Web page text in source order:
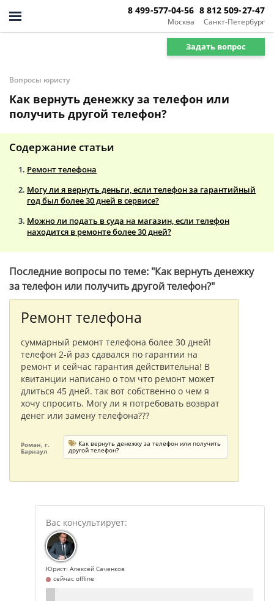
Москва
8 499-577-04-56
Санкт-Петербург
8 812 509-27-47
Задать вопрос
Вопросы юристу
Как вернуть денежку за телефон или
получить другой телефон?
Содержание статьи
Ремонт телефона
Могу ли я вернуть деньги, если телефон за гарантийный
год был более 30 дней в сервисе?
Можно ли подать в суда на магазин, если телефон
находится в ремонте более 30 дней?
Последние вопросы по теме: "Как вернуть денежку
за телефон или получить другой телефон?"
Ремонт телефона
суммарный ремонт телефона более 30 дней!
телефон 2-й раз сдавался по гарантии на
ремонт и сейчас гарантия действительна! В
квитанции написано о том что ремонт может
длиться 45 дней. так вот собственно о чем я
хочу спросить. Могу ли я потребовать возврат
денег или замену телефона???
Роман, г.
Барнаул
Как вернуть денежку за телефон или получить
другой телефон?
Юрист: Алексей Саченков
сейчас offline